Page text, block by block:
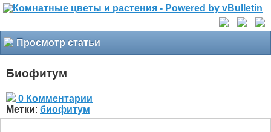
Просмотр статьи
Биофитум
0 Комментарии
Метки: биофитум